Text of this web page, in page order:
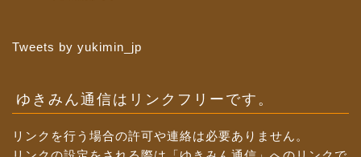
Tweets by yukimin_jp
ゆきみん通信はリンクフリーです。
リンクを行う場合の許可や連絡は必要ありません。